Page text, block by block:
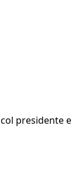
presidente